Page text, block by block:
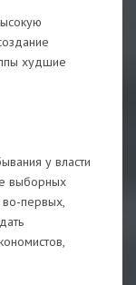
худшие
у власти
выборных
во-первых,